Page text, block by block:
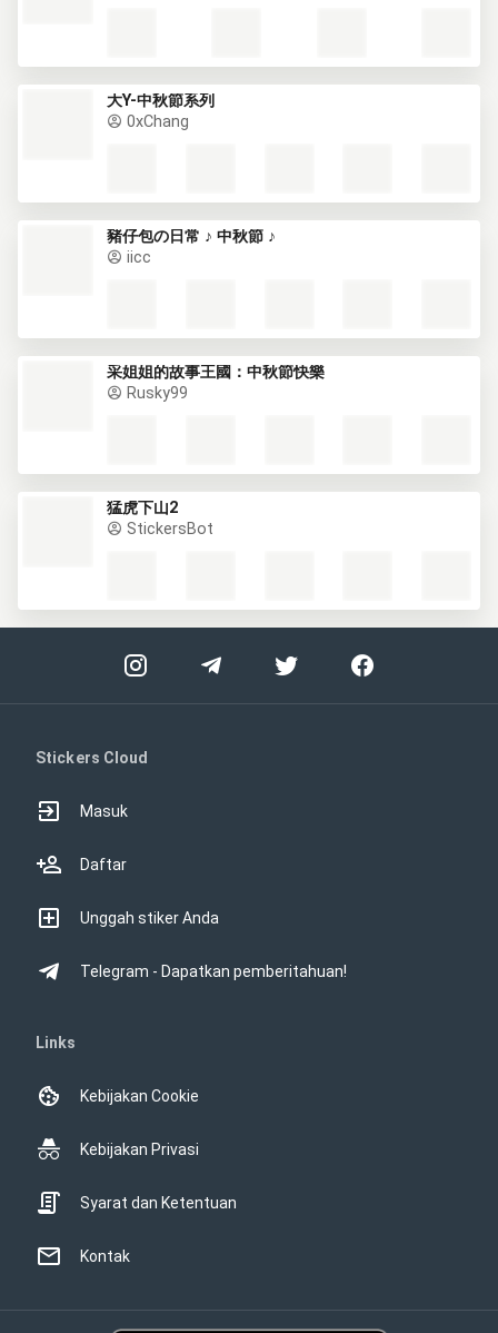
大Y-中秋節系列
0xChang
豬仔包の日常 ♪ 中秋節 ♪
iicc
采姐姐的故事王國：中秋節快樂
Rusky99
猛虎下山2
StickersBot
Stickers Cloud
Masuk
Daftar
Unggah stiker Anda
Telegram - Dapatkan pemberitahuan!
Links
Kebijakan Cookie
Kebijakan Privasi
Syarat dan Ketentuan
Kontak